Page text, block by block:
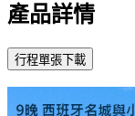
產品詳情